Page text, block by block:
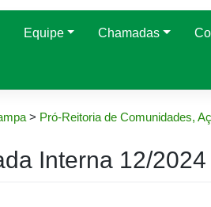
Equipe Chamadas
> Pró-Reitoria de Comunidades,
Interna 12/2024